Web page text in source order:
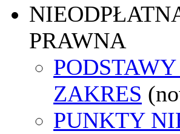
PRAWNA
ZAKRES
PUNKTY